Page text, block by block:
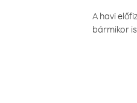
A havi
bármikor